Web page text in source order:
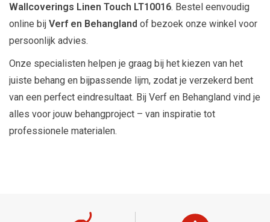
Wallcoverings Linen Touch LT10016. Bestel eenvoudig
online bij Verf en Behangland of bezoek onze winkel voor
persoonlijk advies.
Onze specialisten helpen je graag bij het kiezen van het
juiste behang en bijpassende lijm, zodat je verzekerd bent
van een perfect eindresultaat. Bij Verf en Behangland vind je
alles voor jouw behangproject – van inspiratie tot
professionele materialen.